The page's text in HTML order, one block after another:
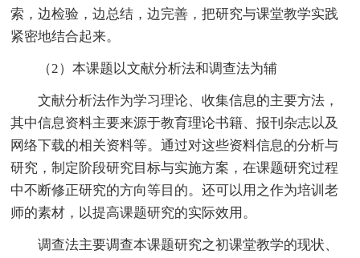
索，边检验，边总结，边完善，把研究与课堂教学实践
紧密地结合起来。
（2）本课题以文献分析法和调查法为辅
文献分析法作为学习理论、收集信息的主要方法，
其中信息资料主要来源于教育理论书籍、报刊杂志以及
网络下载的相关资料等。通过对这些资料信息的分析与
研究，制定阶段研究目标与实施方案，在课题研究过程
中不断修正研究的方向等目的。还可以用之作为培训老
师的素材，以提高课题研究的实际效用。
调查法主要调查本课题研究之初课堂教学的现状、